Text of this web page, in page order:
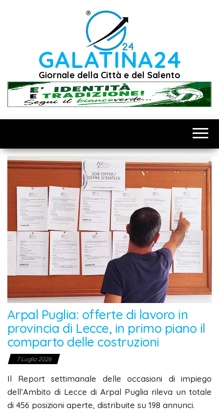
GALATINA24
Giornale della Città e del Salento
Arpal Puglia: offerte di lavoro in
provincia di Lecce, in primo piano il
comparto delle costruzioni
7 Luglio 2026
Il Report settimanale delle occasioni di impiego
dell’Ambito di Lecce di Arpal Puglia rileva un totale
di 456 posizioni aperte, distribuite su 198 annunci.